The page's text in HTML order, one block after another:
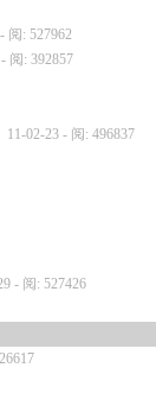
阅: 527962
阅: 392857
11-02-23 - 阅: 496837
- 阅: 527426